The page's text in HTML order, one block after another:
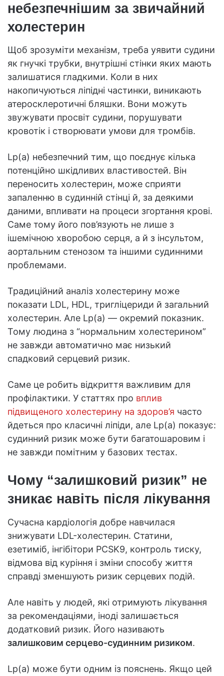
небезпечнішим за звичайний
холестерин
Щоб зрозуміти механізм, треба уявити судини
як гнучкі трубки, внутрішні стінки яких мають
залишатися гладкими. Коли в них
накопичуються ліпідні частинки, виникають
атеросклеротичні бляшки. Вони можуть
звужувати просвіт судини, порушувати
кровотік і створювати умови для тромбів.
Lp(a) небезпечний тим, що поєднує кілька
потенційно шкідливих властивостей. Він
переносить холестерин, може сприяти
запаленню в судинній стінці й, за деякими
даними, впливати на процеси згортання крові.
Саме тому його пов’язують не лише з
ішемічною хворобою серця, а й з інсультом,
аортальним стенозом та іншими судинними
проблемами.
Традиційний аналіз холестерину може
показати LDL, HDL, тригліцериди й загальний
холестерин. Але Lp(a) — окремий показник.
Тому людина з “нормальним холестерином”
не завжди автоматично має низький
спадковий серцевий ризик.
Саме це робить відкриття важливим для
профілактики. У статтях про вплив
підвищеного холестерину на здоров’я часто
йдеться про класичні ліпіди, але Lp(a) показує:
судинний ризик може бути багатошаровим і
не завжди помітним у базових тестах.
Чому “залишковий ризик” не
зникає навіть після лікування
Сучасна кардіологія добре навчилася
знижувати LDL-холестерин. Статини,
езетиміб, інгібітори PCSK9, контроль тиску,
відмова від куріння і зміни способу життя
справді зменшують ризик серцевих подій.
Але навіть у людей, які отримують лікування
за рекомендаціями, іноді залишається
додатковий ризик. Його називають
залишковим серцево-судинним ризиком.
Lp(a) може бути одним із пояснень. Якщо цей